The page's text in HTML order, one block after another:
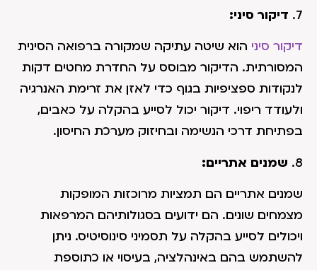
7. דיקור סיני:
דיקור סיני הוא שיטה עתיקה שמקורה ברפואה הסינית
המסורתית. הדיקור מבוסס על החדרת מחטים דקות
לנקודות ספציפיות בגוף כדי לאזן את זרימת האנרגיה
ולעודד ריפוי. דיקור יכול לסייע בהקלה על כאבים,
בפתיחת דרכי הנשימה ובחיזוק מערכת החיסון.
8. שמנים אתריים:
שמנים אתריים הם תמציות מרוכזות המופקות
מצמחים שונים. הם ידועים בסגולותיהם המרפאות
ויכולים לסייע בהקלה על תסמיני סינוסיטיס. ניתן
להשתמש בהם באינהלציה, בעיסוי או כתוספת